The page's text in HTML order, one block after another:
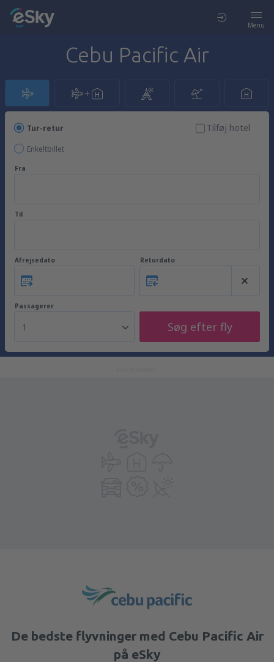
Menu
Cebu Pacific Air
Tur-retur
Enkeltbillet
Tilføj hotel
Fra
Til
Afrejsedato Returdato
Passagerer
1 Søg efter fly
De bedste flyvninger med Cebu Pacific Air
på eSky